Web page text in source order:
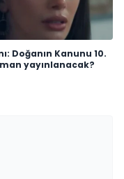
Doğanın Kanunu 10.
yayınlanacak?